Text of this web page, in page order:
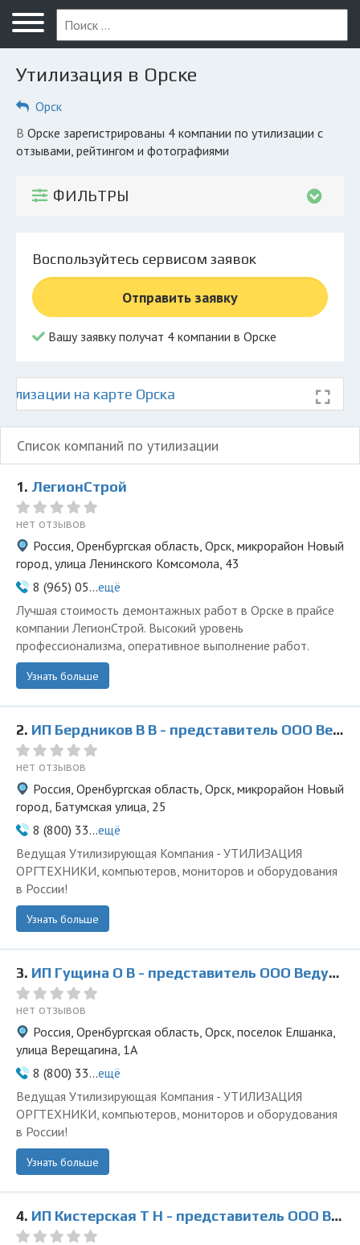
Меню
Главная
Вопрос юристу
Орск
Экоблог
Личный кабинет
© 2026 Все права защищены
Утилизация в Орске
Орск
в Орске зарегистрированы 4 компании по утилизации с
отзывами, рейтингом и фотографиями
ФИЛЬТРЫ
Воспользуйтесь сервисом заявок
Отправить заявку
Вашу заявку получат 4 компании в Орске
на карте Орска
Список компаний по утилизации
1. ЛегионСтрой
нет отзывов
Россия, Оренбургская область, Орск, микрорайон Новый
город, улица Ленинского Комсомола, 43
8 (965) 05...ещё
Лучшая стоимость демонтажных работ в Орске в прайсе
компании ЛегионСтрой. Высокий уровень
профессионализма, оперативное выполнение работ.
Узнать больше
2. ИП Бердников В В - представитель ООО Ведущая Утилизирующая Компания
нет отзывов
Россия, Оренбургская область, Орск, микрорайон Новый
город, Батумская улица, 25
8 (800) 33...ещё
Ведущая Утилизирующая Компания - УТИЛИЗАЦИЯ
ОРГТЕХНИКИ, компьютеров, мониторов и оборудования
в России!
Узнать больше
3. ИП Гущина О В - представитель ООО Ведущая Утилизирующая Компания
нет отзывов
Россия, Оренбургская область, Орск, поселок Елшанка,
улица Верещагина, 1А
8 (800) 33...ещё
Ведущая Утилизирующая Компания - УТИЛИЗАЦИЯ
ОРГТЕХНИКИ, компьютеров, мониторов и оборудования
в России!
Узнать больше
4. ИП Кистерская Т Н - представитель ООО Ведущая Утилизирующая Компания